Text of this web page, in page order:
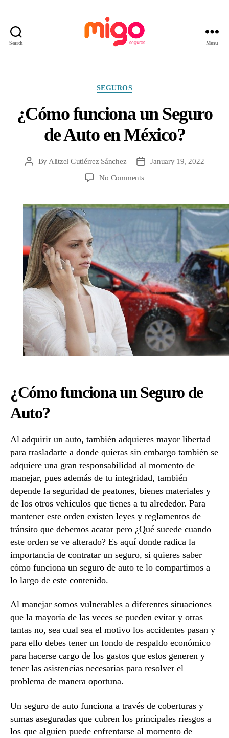
Search Menu
Categories
SEGUROS
¿Cómo funciona un Seguro
de Auto en México?
PostBy Alitzel Gutiérrez Sánchez
PostJanuary 19, 2022
No Commentson
un
Seguro
de
Auto
en
México?
¿Cómo funciona un Seguro de
Auto?
Al adquirir un auto, también adquieres mayor libertad
para trasladarte a donde quieras sin embargo también se
adquiere una gran responsabilidad al momento de
manejar, pues además de tu integridad, también
depende la seguridad de peatones, bienes materiales y
de los otros vehículos que tienes a tu alrededor. Para
mantener este orden existen leyes y reglamentos de
tránsito que debemos acatar pero ¿Qué sucede cuando
este orden se ve alterado? Es aquí donde radica la
importancia de contratar un seguro, si quieres saber
cómo funciona un seguro de auto te lo compartimos a
lo largo de este contenido.
Al manejar somos vulnerables a diferentes situaciones
que la mayoría de las veces se pueden evitar y otras
tantas no, sea cual sea el motivo los accidentes pasan y
para ello debes tener un fondo de respaldo económico
para hacerse cargo de los gastos que estos generen y
tener las asistencias necesarias para resolver el
problema de manera oportuna.
Un seguro de auto funciona a través de coberturas y
sumas aseguradas que cubren los principales riesgos a
los que alguien puede enfrentarse al momento de